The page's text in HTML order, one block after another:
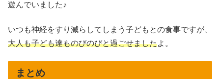
遊んでいました♪
いつも神経をすり減らしてしまう子どもとの食事ですが、
大人も子ども達ものびのびと過ごせましたよ。
まとめ